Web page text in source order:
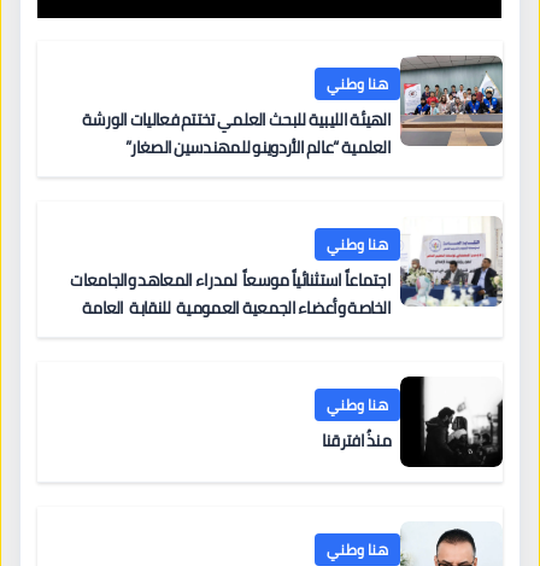
هنا وطني
الهيئة الليبية للبحث العلمي تختتم فعاليات الورشة
العلمية “عالم الأردوينو للمهندسين الصغار”
هنا وطني
اجتماعاً استثنائياً موسعاً لمدراء المعاهد والجامعات
الخاصة وأعضاء الجمعية العمومية للنقابة العامة
هنا وطني
منذُ افترقنا
هنا وطني